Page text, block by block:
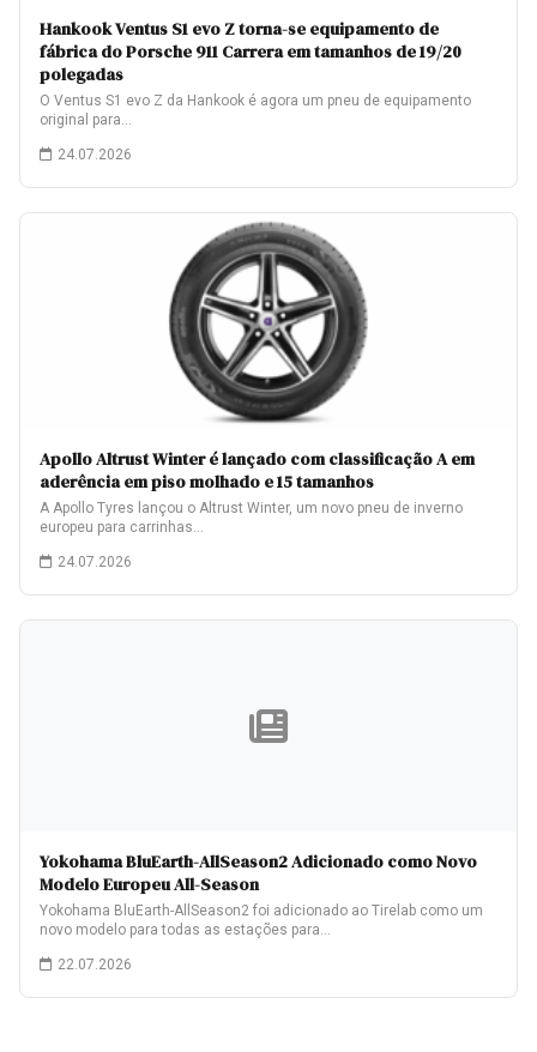
Hankook Ventus S1 evo Z torna-se equipamento de
fábrica do Porsche 911 Carrera em tamanhos de 19/20
polegadas
O Ventus S1 evo Z da Hankook é agora um pneu de equipamento
original para…
24.07.2026
Apollo Altrust Winter é lançado com classificação A em
aderência em piso molhado e 15 tamanhos
A Apollo Tyres lançou o Altrust Winter, um novo pneu de inverno
europeu para carrinhas…
24.07.2026
Yokohama BluEarth-AllSeason2 Adicionado como Novo
Modelo Europeu All-Season
Yokohama BluEarth-AllSeason2 foi adicionado ao Tirelab como um
novo modelo para todas as estações para…
22.07.2026